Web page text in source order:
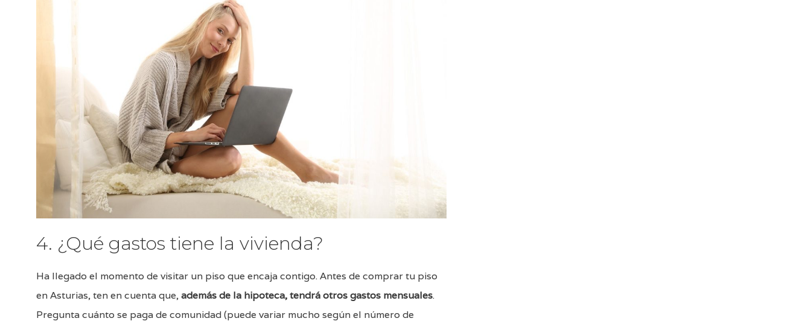
4. ¿Qué gastos tiene la vivienda?
Ha llegado el momento de visitar un piso que encaja contigo. Antes de comprar tu piso
en Asturias, ten en cuenta que,además de la hipoteca, tendrá otros gastos mensuales.
Pregunta cuánto se paga de comunidad (puede variar mucho según el número de